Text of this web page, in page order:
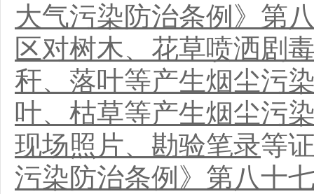
大气污染防治条例》第
区对树木、花草喷洒剧
秆、落叶等产生烟尘污
叶、枯草等产生烟尘污
现场照片、勘验笔录等
污染防治条例》第八十